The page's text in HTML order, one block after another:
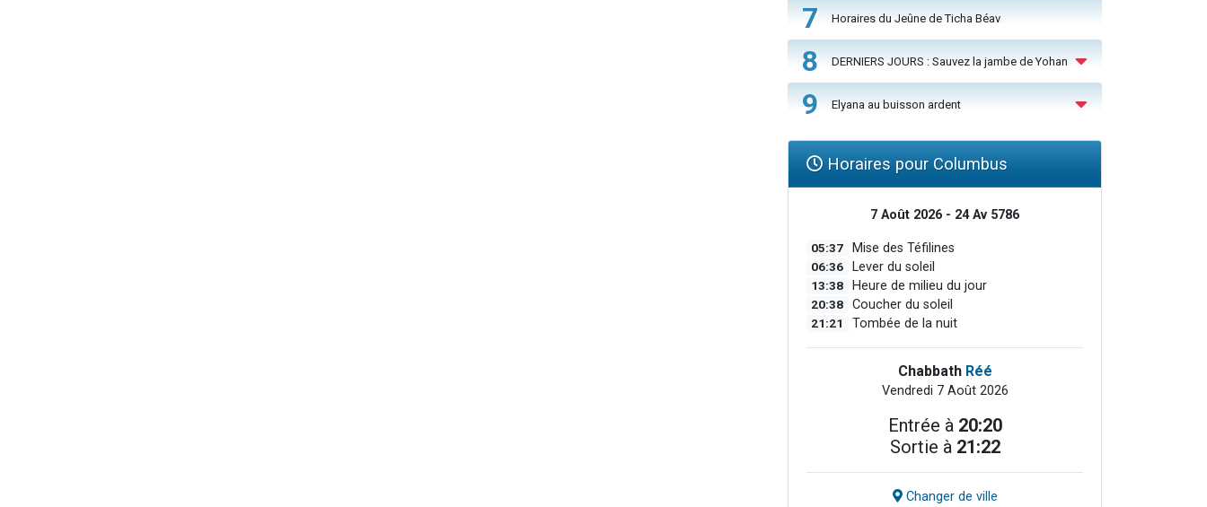
7 Horaires du Jeûne de Ticha Béav
8 DERNIERS JOURS : Sauvez la jambe de Yohan
9 Elyana au buisson ardent
Horaires pour Columbus
7 Août 2026 - 24 Av 5786
05:37 Mise des Téfilines
06:36 Lever du soleil
13:38 Heure de milieu du jour
20:38 Coucher du soleil
21:21 Tombée de la nuit
Chabbath Réé
Vendredi 7 Août 2026
Entrée à 20:20
Sortie à 21:22
Changer de ville